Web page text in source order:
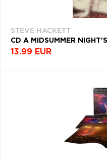
STEVE HACKETT
CD A MIDSUMMER
13.99 EUR